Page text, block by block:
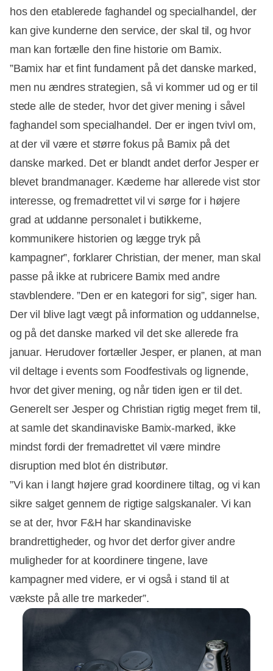
hos den etablerede faghandel og specialhandel, der
kan give kunderne den service, der skal til, og hvor
man kan fortælle den fine historie om Bamix.
”Bamix har et fint fundament på det danske marked,
men nu ændres strategien, så vi kommer ud og er til
stede alle de steder, hvor det giver mening i såvel
faghandel som specialhandel. Der er ingen tvivl om,
at der vil være et større fokus på Bamix på det
danske marked. Det er blandt andet derfor Jesper er
blevet brandmanager. Kæderne har allerede vist stor
interesse, og fremadrettet vil vi sørge for i højere
grad at uddanne personalet i butikkerne,
kommunikere historien og lægge tryk på
kampagner”, forklarer Christian, der mener, man skal
passe på ikke at rubricere Bamix med andre
stavblendere. ”Den er en kategori for sig”, siger han.
Der vil blive lagt vægt på information og uddannelse,
og på det danske marked vil det ske allerede fra
januar. Herudover fortæller Jesper, er planen, at man
vil deltage i events som Foodfestivals og lignende,
hvor det giver mening, og når tiden igen er til det.
Generelt ser Jesper og Christian rigtig meget frem til,
at samle det skandinaviske Bamix-marked, ikke
mindst fordi der fremadrettet vil være mindre
disruption med blot én distributør.
”Vi kan i langt højere grad koordinere tiltag, og vi kan
sikre salget gennem de rigtige salgskanaler. Vi kan
se at der, hvor F&H har skandinaviske
brandrettigheder, og hvor det derfor giver andre
muligheder for at koordinere tingene, lave
kampagner med videre, er vi også i stand til at
vækste på alle tre markeder”.